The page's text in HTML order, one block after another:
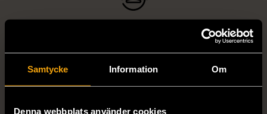
Samtycke Information Om
Denna webbplats använder cookies
Vi erbjuder ett brett utbud av varor, allt från kläder och möbler
till böcker och elektronik i våra butiker. Du har chansen att hitta
LIKNANDE PRODUKTER
Hitta produkter som påminner om denna